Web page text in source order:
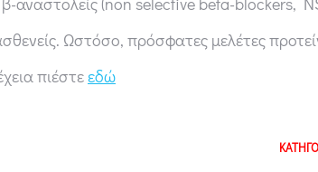
Ωστόσο, πρόσφατες μελέτες
πιέστεεδώ